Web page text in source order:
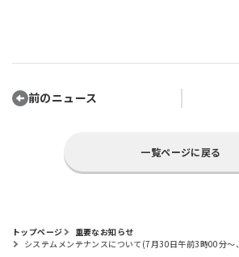
前のニュース
一覧ページに戻る
トップページ
重要なお知らせ
システムメンテナンスについて(7月30日午前3時00分